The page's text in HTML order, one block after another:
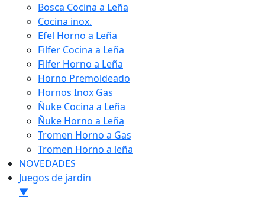
Bosca Cocina a Leña
Cocina inox.
Efel Horno a Leña
Filfer Cocina a Leña
Filfer Horno a Leña
Horno Premoldeado
Hornos Inox Gas
Ñuke Cocina a Leña
Ñuke Horno a Leña
Tromen Horno a Gas
Tromen Horno a leña
NOVEDADES
Juegos de jardin
▼